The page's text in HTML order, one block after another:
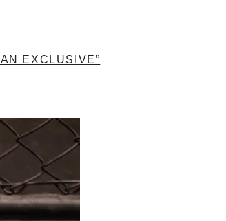
EXCLUSIVE”